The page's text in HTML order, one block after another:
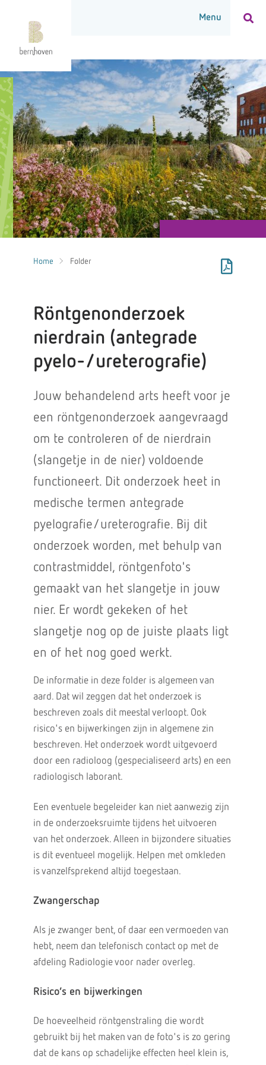
Home Folder
Röntgenonderzoek
nierdrain (antegrade
pyelo-/ureterografie)
Jouw behandelend arts heeft voor je
een röntgenonderzoek aangevraagd
om te controleren of de nierdrain
(slangetje in de nier) voldoende
functioneert. Dit onderzoek heet in
medische termen antegrade
pyelografie/ureterografie. Bij dit
onderzoek worden, met behulp van
contrastmiddel, röntgenfoto's
gemaakt van het slangetje in jouw
nier. Er wordt gekeken of het
slangetje nog op de juiste plaats ligt
en of het nog goed werkt.
De informatie in deze folder is algemeen van
aard. Dat wil zeggen dat het onderzoek is
beschreven zoals dit meestal verloopt. Ook
risico's en bijwerkingen zijn in algemene zin
beschreven. Het onderzoek wordt uitgevoerd
door een radioloog (gespecialiseerd arts) en een
radiologisch laborant.
Een eventuele begeleider kan niet aanwezig zijn
in de onderzoeksruimte tijdens het uitvoeren
van het onderzoek. Alleen in bijzondere situaties
is dit eventueel mogelijk. Helpen met omkleden
is vanzelfsprekend altijd toegestaan.
Zwangerschap
Als je zwanger bent, of daar een vermoeden van
hebt, neem dan telefonisch contact op met de
afdeling Radiologie voor nader overleg.
Risico’s en bijwerkingen
De hoeveelheid röntgenstraling die wordt
gebruikt bij het maken van de foto's is zo gering
dat de kans op schadelijke effecten heel klein is,